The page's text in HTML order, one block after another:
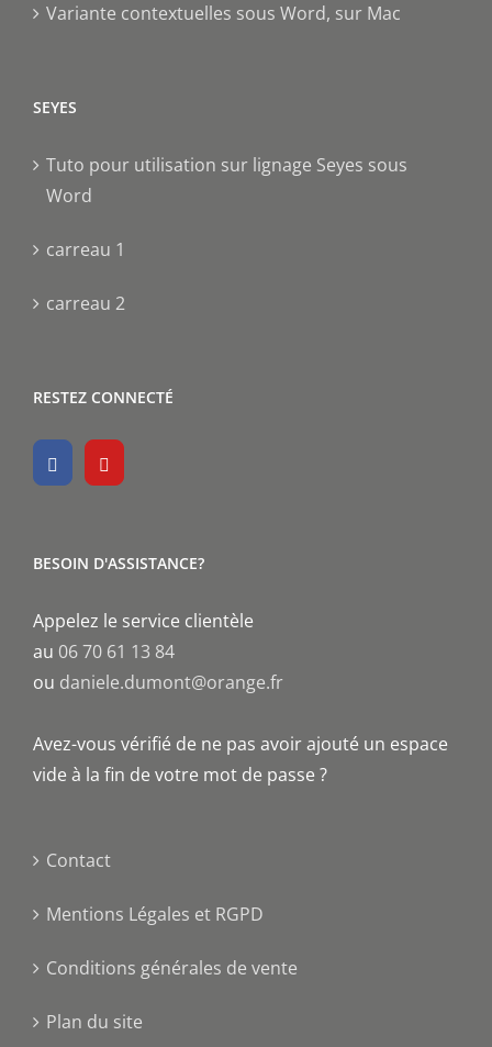
Variante contextuelles sous Word, sur Mac
SEYES
Tuto pour utilisation sur lignage Seyes sous
Word
carreau 1
carreau 2
RESTEZ CONNECTÉ
BESOIN D'ASSISTANCE?
Appelez le service clientèle
au 06 70 61 13 84
ou daniele.dumont@orange.fr
Avez-vous vérifié de ne pas avoir ajouté un espace
vide à la fin de votre mot de passe ?
Contact
Mentions Légales et RGPD
Conditions générales de vente
Plan du site